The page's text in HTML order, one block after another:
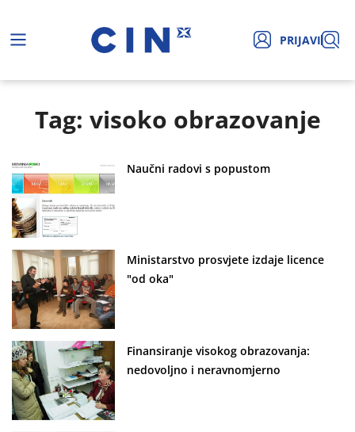
PRIJAVI
Tag: visoko obrazovanje
Naučni radovi s popustom
Ministarstvo prosvjete izdaje licence
"od oka"
Finansiranje visokog obrazovanja:
nedovoljno i neravnomjerno